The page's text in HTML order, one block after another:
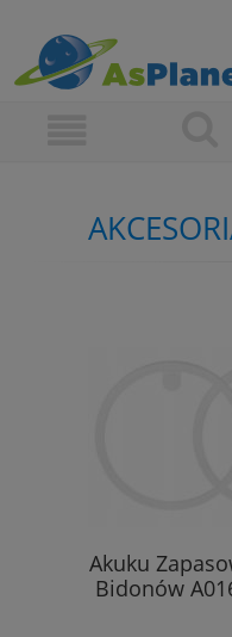
Akuku
Bidonów